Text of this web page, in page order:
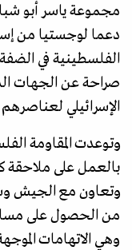
مجموعة ياسر أبو
دعما لوجستيا من
الفلسطينية في
صراحة عن الجهات
الإسرائيلي
وتوعدت المقاومة
بالعمل على
وتعاون مع الجيش
من الحصول على
وهي الاتهامات